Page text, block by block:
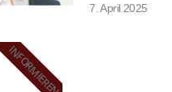
7. April 2025
INFORMIEREN